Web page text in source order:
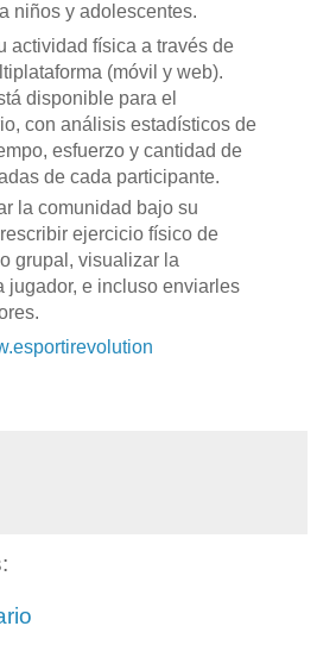
niños y adolescentes.
actividad física a través de
(móvil y web).
disponible para el
con análisis estadísticos de
esfuerzo y cantidad de
de cada participante.
la comunidad bajo su
ejercicio físico de
grupal, visualizar la
jugador, e incluso enviarles